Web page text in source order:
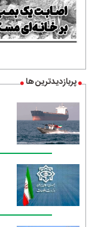
پربازدیدترین ها